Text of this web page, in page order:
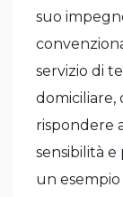
suo
servizio di
domiciliare,
rispondere
sensibilità e
un